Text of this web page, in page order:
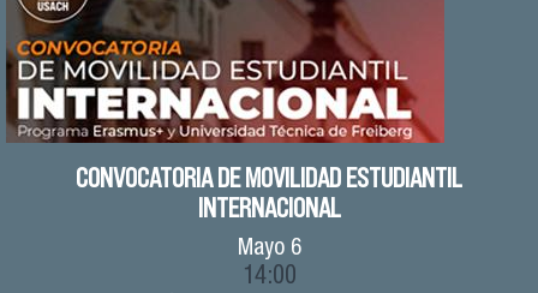
CONVOCATORIA DE MOVILIDAD ESTUDIANTIL
INTERNACIONAL
Mayo6
14:00